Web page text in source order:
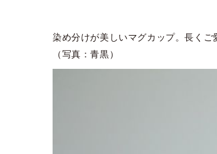
染め分けが美しいマグカップ。長くご
（写真：青黒）